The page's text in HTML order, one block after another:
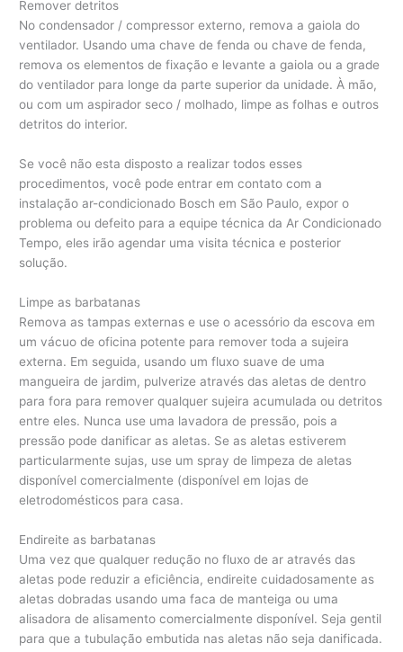
Remover detritos
No condensador / compressor externo, remova a gaiola do
ventilador. Usando uma chave de fenda ou chave de fenda,
remova os elementos de fixação e levante a gaiola ou a grade
do ventilador para longe da parte superior da unidade. À mão,
ou com um aspirador seco / molhado, limpe as folhas e outros
detritos do interior.
Se você não esta disposto a realizar todos esses
procedimentos, você pode entrar em contato com a
instalação ar-condicionado Bosch em São Paulo, expor o
problema ou defeito para a equipe técnica da Ar Condicionado
Tempo, eles irão agendar uma visita técnica e posterior
solução.
Limpe as barbatanas
Remova as tampas externas e use o acessório da escova em
um vácuo de oficina potente para remover toda a sujeira
externa. Em seguida, usando um fluxo suave de uma
mangueira de jardim, pulverize através das aletas de dentro
para fora para remover qualquer sujeira acumulada ou detritos
entre eles. Nunca use uma lavadora de pressão, pois a
pressão pode danificar as aletas. Se as aletas estiverem
particularmente sujas, use um spray de limpeza de aletas
disponível comercialmente (disponível em lojas de
eletrodomésticos para casa.
Endireite as barbatanas
Uma vez que qualquer redução no fluxo de ar através das
aletas pode reduzir a eficiência, endireite cuidadosamente as
aletas dobradas usando uma faca de manteiga ou uma
alisadora de alisamento comercialmente disponível. Seja gentil
para que a tubulação embutida nas aletas não seja danificada.